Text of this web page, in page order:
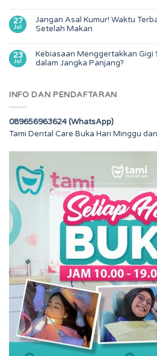
27
Jul
Jangan Asal Kumur! Waktu
Setelah Makan
23
Jul
Kebiasaan Menggertakkan Gigi
dalam Jangka Panjang?
INFO DAN PENDAFTARAN
089656963624 (WhatsApp)
Tami Dental Care Buka Hari Minggu